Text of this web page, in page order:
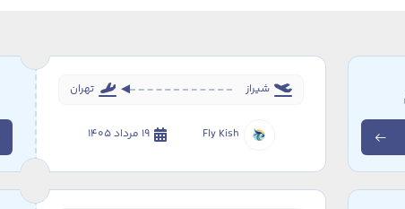
شیراز تهران
Fly Kish 19 مرداد 1405